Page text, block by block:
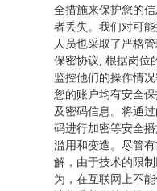
全措施来保护您的
者丢失。我们对可
人员也采取了严格
保密协议, 根据岗位
监控他们的操作情况
您的账户均有安全
及密码信息。将通
码进行加密等安全
滥用和变造。尽管
解，由于技术的限
为，在互联网上不